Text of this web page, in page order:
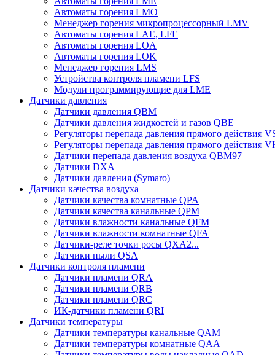
Автоматы горения LMO
Менеджер горения микропроцессорный LMV
Автоматы горения LAE, LFE
Автоматы горения LOA
Автоматы горения LOK
Менеджер горения LMS
Устройства контроля пламени LFS
Модули программирующие для LME
Датчики давления
Датчики давления QBM
Датчики давления жидкостей и газов QBE
Регуляторы перепада давления прямого действия
Регуляторы перепада давления прямого действия
Датчики перепада давления воздуха QBM97
Датчики DXA
Датчики давления (Symaro)
Датчики качества воздуха
Датчики качества комнатные QPA
Датчики качества канальные QPM
Датчики влажности канальные QFM
Датчики влажности комнатные QFA
Датчики-реле точки росы QXA2...
Датчики пыли QSA
Датчики контроля пламени
Датчики пламени QRA
Датчики пламени QRB
Датчики пламени QRC
ИК-датчики пламени QRI
Датчики температуры
Датчики температуры канальные QAM
Датчики температуры комнатные QAA